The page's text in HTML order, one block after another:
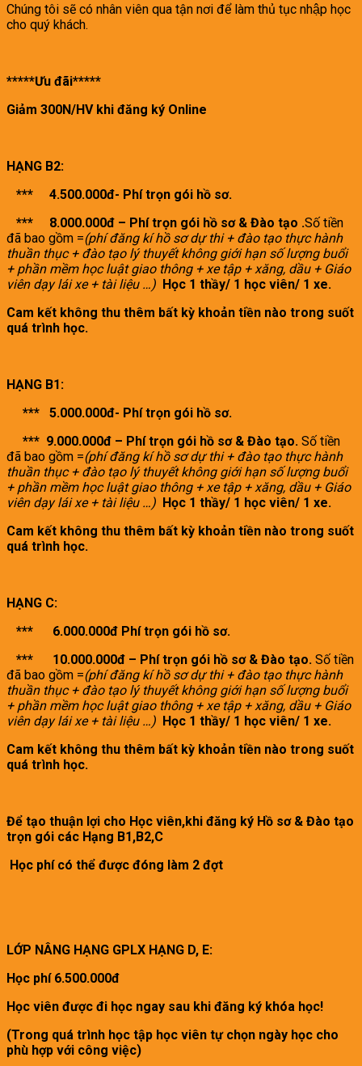
Chúng tôi sẽ có nhân viên qua tận nơi để làm thủ tục nhập học
cho quý khách.
*****Ưu đãi*****
Giảm 300N/HV khi đăng ký Online
HẠNG B2:
*** 4.500.000đ- Phí trọn gói hồ sơ.
*** 8.000.000đ – Phí trọn gói hồ sơ & Đào tạo .Số tiền
đã bao gồm =(phí đăng kí hồ sơ dự thi + đào tạo thực hành
thuần thục + đào tạo lý thuyết không giới hạn số lượng buổi
+ phần mềm học luật giao thông + xe tập + xăng, dầu + Giáo
viên dạy lái xe + tài liệu …) Học 1 thầy/ 1 học viên/ 1 xe.
Cam kết không thu thêm bất kỳ khoản tiền nào trong suốt
quá trình học.
HẠNG B1:
*** 5.000.000đ- Phí trọn gói hồ sơ.
*** 9.000.000đ – Phí trọn gói hồ sơ & Đào tạo. Số tiền
đã bao gồm =(phí đăng kí hồ sơ dự thi + đào tạo thực hành
thuần thục + đào tạo lý thuyết không giới hạn số lượng buổi
+ phần mềm học luật giao thông + xe tập + xăng, dầu + Giáo
viên dạy lái xe + tài liệu …) Học 1 thầy/ 1 học viên/ 1 xe.
Cam kết không thu thêm bất kỳ khoản tiền nào trong suốt
quá trình học.
HẠNG C:
*** 6.000.000đ Phí trọn gói hồ sơ.
*** 10.000.000đ – Phí trọn gói hồ sơ & Đào tạo. Số tiền
đã bao gồm =(phí đăng kí hồ sơ dự thi + đào tạo thực hành
thuần thục + đào tạo lý thuyết không giới hạn số lượng buổi
+ phần mềm học luật giao thông + xe tập + xăng, dầu + Giáo
viên dạy lái xe + tài liệu …) Học 1 thầy/ 1 học viên/ 1 xe.
Cam kết không thu thêm bất kỳ khoản tiền nào trong suốt
quá trình học.
Để tạo thuận lợi cho Học viên,khi đăng ký Hồ sơ & Đào tạo
trọn gói các Hạng B1,B2,C
Học phí có thể được đóng làm 2 đợt
LỚP NÂNG HẠNG GPLX HẠNG D, E:
Học phí 6.500.000đ
Học viên được đi học ngay sau khi đăng ký khóa học!
(Trong quá trình học tập học viên tự chọn ngày học cho
phù hợp với công việc)